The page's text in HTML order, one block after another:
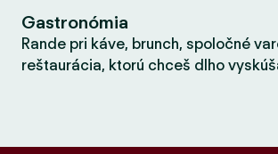
Gastronómia
Rande pri káve, brunch, spoločné
reštaurácia, ktorú chceš dlho